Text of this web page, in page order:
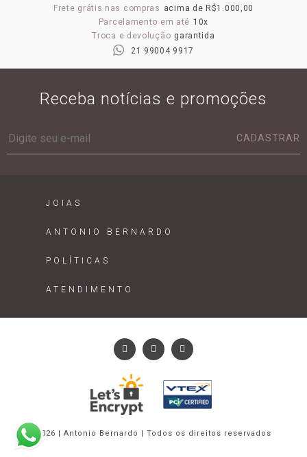
Frete grátis nas compras acima de R$1.000,00
Parcelamento em até 10x
Troca e devolução garantida
21 99004 9917
Receba notícias e promoções
CADASTRAR
JOIAS
ANTONIO BERNARDO
POLÍTICAS
ATENDIMENTO
2026 | Antonio Bernardo | Todos os direitos reservados